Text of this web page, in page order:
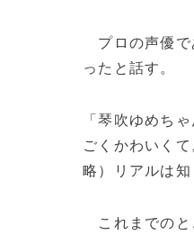
プロの声優で
ったと話す。
「琴吹ゆめち
ごくかわいく
略）リアルは
これまでのと